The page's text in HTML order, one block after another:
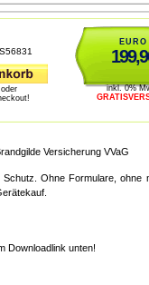
EURO
inkl. 0%
Versicherung VVaG
Ohne Formulare, ohne
Downloadlink unten!